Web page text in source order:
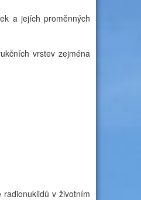
a jejích proměnných
vrstev zejména
v životním